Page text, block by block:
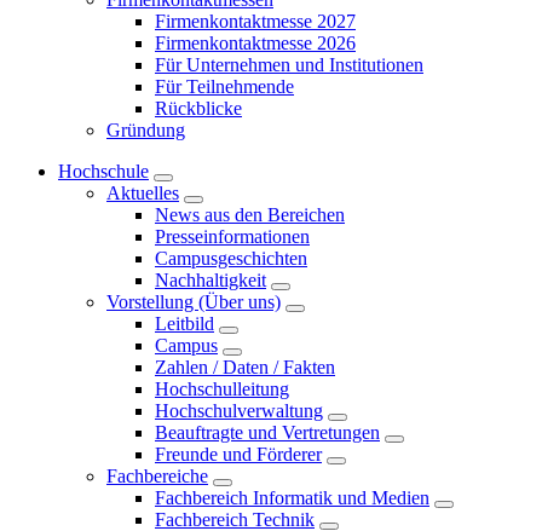
Firmenkontaktmesse 2027
Firmenkontaktmesse 2026
Für Unternehmen und Institutionen
Für Teilnehmende
Rückblicke
Gründung
Hochschule
Aktuelles
News aus den Bereichen
Presseinformationen
Campusgeschichten
Nachhaltigkeit
Vorstellung (Über uns)
Leitbild
Campus
Zahlen / Daten / Fakten
Hochschulleitung
Hochschulverwaltung
Beauftragte und Vertretungen
Freunde und Förderer
Fachbereiche
Fachbereich Informatik und Medien
Fachbereich Technik